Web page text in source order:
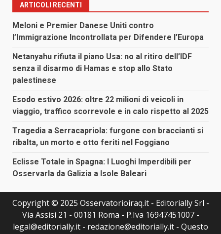
ARTICOLI RECENTI
Meloni e Premier Danese Uniti contro
l’Immigrazione Incontrollata per Difendere l’Europa
Netanyahu rifiuta il piano Usa: no al ritiro dell’IDF
senza il disarmo di Hamas e stop allo Stato
palestinese
Esodo estivo 2026: oltre 22 milioni di veicoli in
viaggio, traffico scorrevole e in calo rispetto al 2025
Tragedia a Serracapriola: furgone con braccianti si
ribalta, un morto e otto feriti nel Foggiano
Eclisse Totale in Spagna: I Luoghi Imperdibili per
Osservarla da Galizia a Isole Baleari
Copyright © 2025 Osservatorioiraq.it - Editorially Srl -
Via Assisi 21 - 00181 Roma - P.Iva 16947451007 -
legal@editorially.it - redazione@editorially.it - Questo